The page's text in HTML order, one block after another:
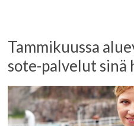
Tammikuussa
sote-palvelut sinä